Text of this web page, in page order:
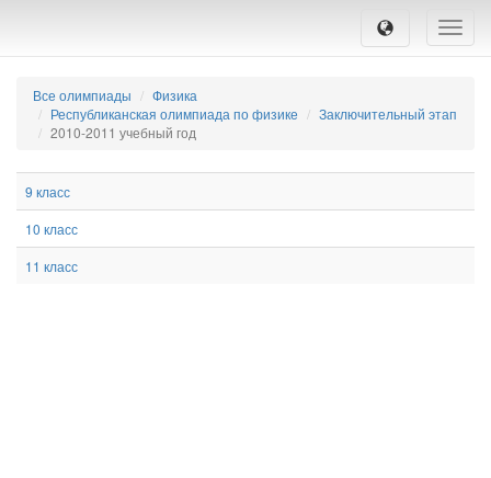
Toggle
Все олимпиады
Физика
Республиканская олимпиада по физике
Заключительный этап
2010-2011 учебный год
9 класс
10 класс
11 класс